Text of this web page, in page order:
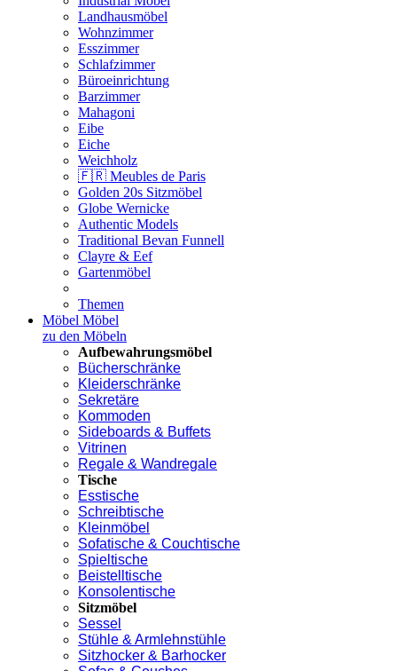
Landhausmöbel
Wohnzimmer
Esszimmer
Schlafzimmer
Büroeinrichtung
Barzimmer
Mahagoni
Eibe
Eiche
Weichholz
🇫🇷 Meubles de Paris
Golden 20s Sitzmöbel
Globe Wernicke
Authentic Models
Traditional Bevan Funnell
Clayre & Eef
Gartenmöbel
Themen
Möbel Möbel
zu den Möbeln
Aufbewahrungsmöbel
Bücherschränke
Kleiderschränke
Sekretäre
Kommoden
Sideboards & Buffets
Vitrinen
Regale & Wandregale
Tische
Esstische
Schreibtische
Kleinmöbel
Sofatische & Couchtische
Spieltische
Beistelltische
Konsolentische
Sitzmöbel
Sessel
Stühle & Armlehnstühle
Sitzhocker & Barhocker